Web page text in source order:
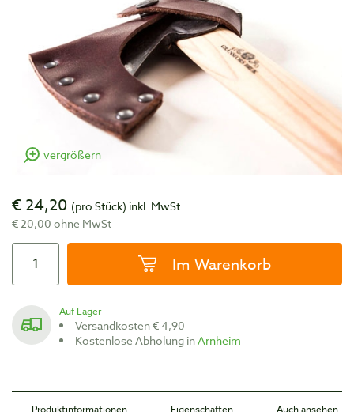
vergrößern
€ 24,20 (pro Stück) inkl. MwSt
€ 20,00 ohne MwSt
Im Warenkorb
Auf Lager
Versandkosten € 4,90
Kostenlose Abholung inArnheim
Produktinformationen Eigenschaften Auch ansehen